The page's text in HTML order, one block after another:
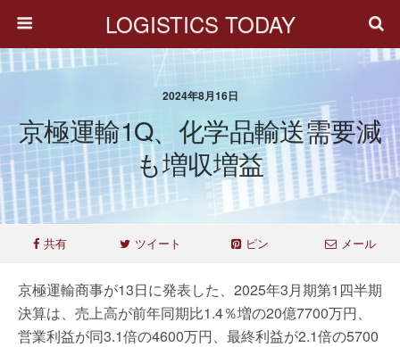
LOGISTICS TODAY
2024年8月16日
京極運輸1Q、化学品輸送需要減
も増収増益
共有 ツイート ピン メール
京極運輸商事が13日に発表した、2025年3月期第1四半期
決算は、売上高が前年同期比1.4％増の20億7700万円、
営業利益が同3.1倍の4600万円、最終利益が2.1倍の5700